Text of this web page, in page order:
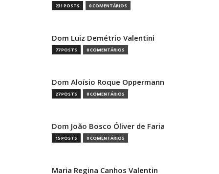
231 POSTS 0 COMENTÁRIOS
Dom Luiz Demétrio Valentini
77 POSTS 0 COMENTÁRIOS
Dom Aloísio Roque Oppermann
27 POSTS 0 COMENTÁRIOS
Dom João Bosco Óliver de Faria
15 POSTS 0 COMENTÁRIOS
Maria Regina Canhos Valentin